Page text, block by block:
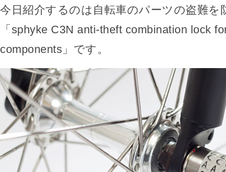
今日紹介するのは自転車のパーツの盗難を
「sphyke C3N anti-theft combination lock
components」です。